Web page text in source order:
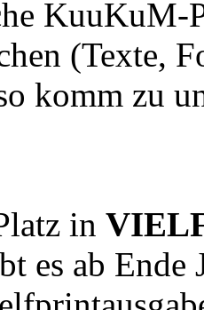
KuuKuM-
(Texte,
komm zu
in
es ab Ende